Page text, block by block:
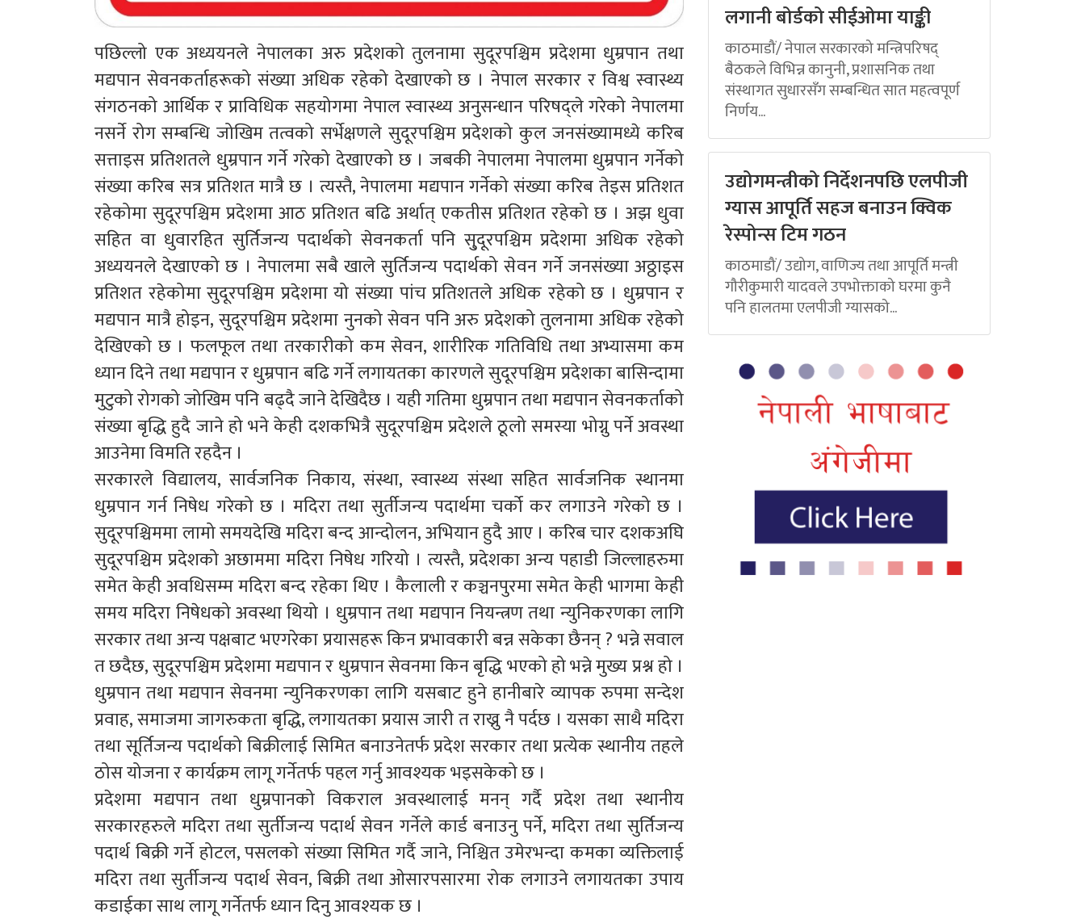
पछिल्लो एक अध्ययनले नेपालका अरु प्रदेशको तुलनामा सुदूरपश्चिम प्रदेशमा धुम्रपान तथा
मद्यपान सेवनकर्ताहरूको संख्या अधिक रहेको देखाएको छ । नेपाल सरकार र विश्व स्वास्थ्य
संगठनको आर्थिक र प्राविधिक सहयोगमा नेपाल स्वास्थ्य अनुसन्धान परिषद्ले गरेको नेपालमा
नसर्ने रोग सम्बन्धि जोखिम तत्वको सर्भेक्षणले सुदूरपश्चिम प्रदेशको कुल जनसंख्यामध्ये करिब
सत्ताइस प्रतिशतले धुम्रपान गर्ने गरेको देखाएको छ । जबकी नेपालमा नेपालमा धुम्रपान गर्नेको
संख्या करिब सत्र प्रतिशत मात्रै छ । त्यस्तै, नेपालमा मद्यपान गर्नेको संख्या करिब तेइस प्रतिशत
रहेकोमा सुदूरपश्चिम प्रदेशमा आठ प्रतिशत बढि अर्थात् एकतीस प्रतिशत रहेको छ । अझ धुवा
सहित वा धुवारहित सुर्तिजन्य पदार्थको सेवनकर्ता पनि सु्दूरपश्चिम प्रदेशमा अधिक रहेको
अध्ययनले देखाएको छ । नेपालमा सबै खाले सुर्तिजन्य पदार्थको सेवन गर्ने जनसंख्या अठ्ठाइस
प्रतिशत रहेकोमा सुदूरपश्चिम प्रदेशमा यो संख्या पांच प्रतिशतले अधिक रहेको छ । धुम्रपान र
मद्यपान मात्रै होइन, सुदूरपश्चिम प्रदेशमा नुनको सेवन पनि अरु प्रदेशको तुलनामा अधिक रहेको
देखिएको छ । फलफूल तथा तरकारीको कम सेवन, शारीरिक गतिविधि तथा अभ्यासमा कम
ध्यान दिने तथा मद्यपान र धुम्रपान बढि गर्ने लगायतका कारणले सुदूरपश्चिम प्रदेशका बासिन्दामा
मुटुको रोगको जोखिम पनि बढ्दै जाने देखिदैछ । यही गतिमा धुम्रपान तथा मद्यपान सेवनकर्ताको
संख्या बृद्धि हुदै जाने हो भने केही दशकभित्रै सुदूरपश्चिम प्रदेशले ठूलो समस्या भोग्नु पर्ने अवस्था
आउनेमा विमति रहदैन ।
सरकारले विद्यालय, सार्वजनिक निकाय, संस्था, स्वास्थ्य संस्था सहित सार्वजनिक स्थानमा
धुम्रपान गर्न निषेध गरेको छ । मदिरा तथा सुर्तीजन्य पदार्थमा चर्को कर लगाउने गरेको छ ।
सुदूरपश्चिममा लामो समयदेखि मदिरा बन्द आन्दोलन, अभियान हुदै आए । करिब चार दशकअघि
सुदूरपश्चिम प्रदेशको अछाममा मदिरा निषेध गरियो । त्यस्तै, प्रदेशका अन्य पहाडी जिल्लाहरुमा
समेत केही अवधिसम्म मदिरा बन्द रहेका थिए । कैलाली र कञ्चनपुरमा समेत केही भागमा केही
समय मदिरा निषेधको अवस्था थियो । धुम्रपान तथा मद्यपान नियन्त्रण तथा न्युनिकरणका लागि
सरकार तथा अन्य पक्षबाट भएगरेका प्रयासहरू किन प्रभावकारी बन्न सकेका छैनन् ? भन्ने सवाल
त छदैछ, सुदूरपश्चिम प्रदेशमा मद्यपान र धुम्रपान सेवनमा किन बृद्धि भएको हो भन्ने मुख्य प्रश्न हो ।
धुम्रपान तथा मद्यपान सेवनमा न्युनिकरणका लागि यसबाट हुने हानीबारे व्यापक रुपमा सन्देश
प्रवाह, समाजमा जागरुकता बृद्धि, लगायतका प्रयास जारी त राख्नु नै पर्दछ । यसका साथै मदिरा
तथा सूर्तिजन्य पदार्थको बिक्रीलाई सिमित बनाउनेतर्फ प्रदेश सरकार तथा प्रत्येक स्थानीय तहले
ठोस योजना र कार्यक्रम लागू गर्नेतर्फ पहल गर्नु आवश्यक भइसकेको छ ।
प्रदेशमा मद्यपान तथा धुम्रपानको विकराल अवस्थालाई मनन् गर्दै प्रदेश तथा स्थानीय
सरकारहरुले मदिरा तथा सुर्तीजन्य पदार्थ सेवन गर्नेले कार्ड बनाउनु पर्ने, मदिरा तथा सुर्तिजन्य
पदार्थ बिक्री गर्ने होटल, पसलको संख्या सिमित गर्दै जाने, निश्चित उमेरभन्दा कमका व्यक्तिलाई
मदिरा तथा सुर्तीजन्य पदार्थ सेवन, बिक्री तथा ओसारपसारमा रोक लगाउने लगायतका उपाय
कडाईका साथ लागू गर्नेतर्फ ध्यान दिनु आवश्यक छ ।
लगानी बोर्डको सीईओमा याङ्की
काठमाडौं/ नेपाल सरकारको मन्त्रिपरिषद्
बैठकले विभिन्न कानुनी, प्रशासनिक तथा
संस्थागत सुधारसँग सम्बन्धित सात महत्वपूर्ण
निर्णय...
उद्योगमन्त्रीको निर्देशनपछि एलपीजी
ग्यास आपूर्ति सहज बनाउन क्विक
रेस्पोन्स टिम गठन
काठमाडौं/ उद्योग, वाणिज्य तथा आपूर्ति मन्त्री
गौरीकुमारी यादवले उपभोक्ताको घरमा कुनै
पनि हालतमा एलपीजी ग्यासको...